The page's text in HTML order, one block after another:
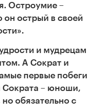
Остроумие –
он острый в своей
и мудрецам
А Сократ и
первые побеги
– юноши,
обязательно с